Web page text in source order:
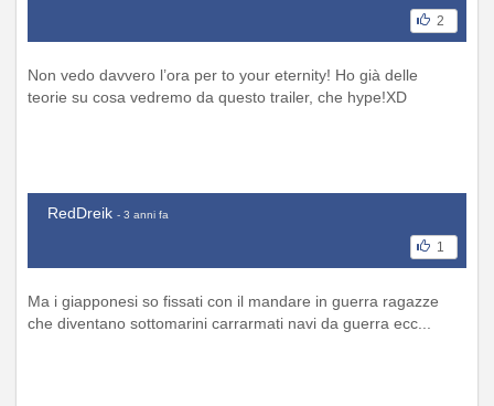
2
Non vedo davvero l’ora per to your eternity! Ho già delle
teorie su cosa vedremo da questo trailer, che hype!XD
RedDreik - 3 anni fa
1
Ma i giapponesi so fissati con il mandare in guerra ragazze
che diventano sottomarini carrarmati navi da guerra ecc...